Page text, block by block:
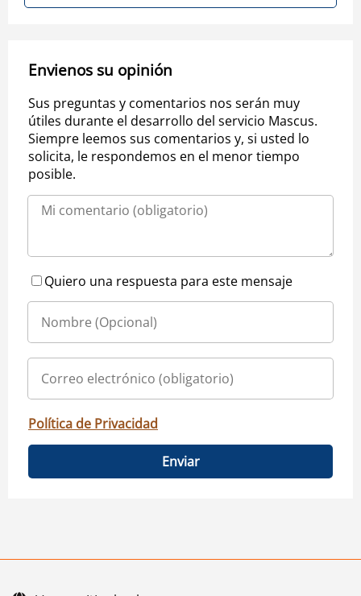
Envienos su opinión
Sus preguntas y comentarios nos serán muy
útiles durante el desarrollo del servicio Mascus.
Siempre leemos sus comentarios y, si usted lo
solicita, le respondemos en el menor tiempo
posible.
Quiero una respuesta para este mensaje
Política de Privacidad
Enviar